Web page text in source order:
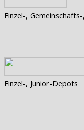
Einzel-,
Einzel-, Junior-Depots